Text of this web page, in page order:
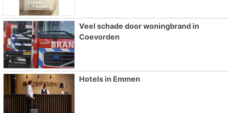
Veel schade door woningbrand in
Coevorden
Hotels in Emmen